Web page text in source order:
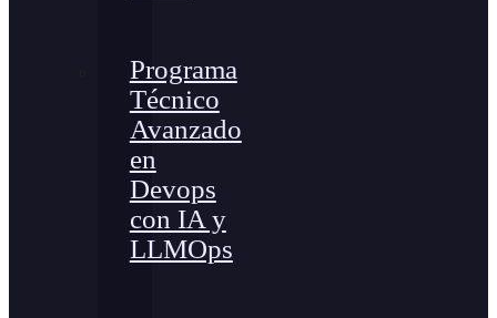
Programa
Técnico
Avanzado
en
Devops
con IA y
LLMOps